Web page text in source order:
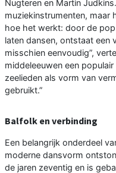
Nugteren en Martin
muziekinstrumenten, maar
hoe het werkt: door de
laten dansen, ontstaat een
misschien eenvoudig”,
middeleeuwen een
zeelieden als vorm van
gebruikt.”
Balfolk en verbinding
Een belangrijk onderdeel
moderne dansvorm
de jaren zeventig en is